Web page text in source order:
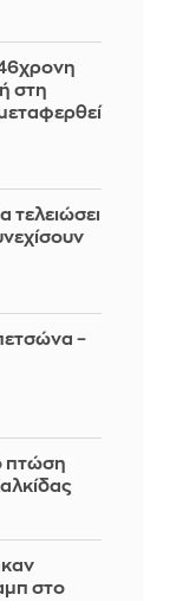
στη
τελειώσει
–
πτώση
στο